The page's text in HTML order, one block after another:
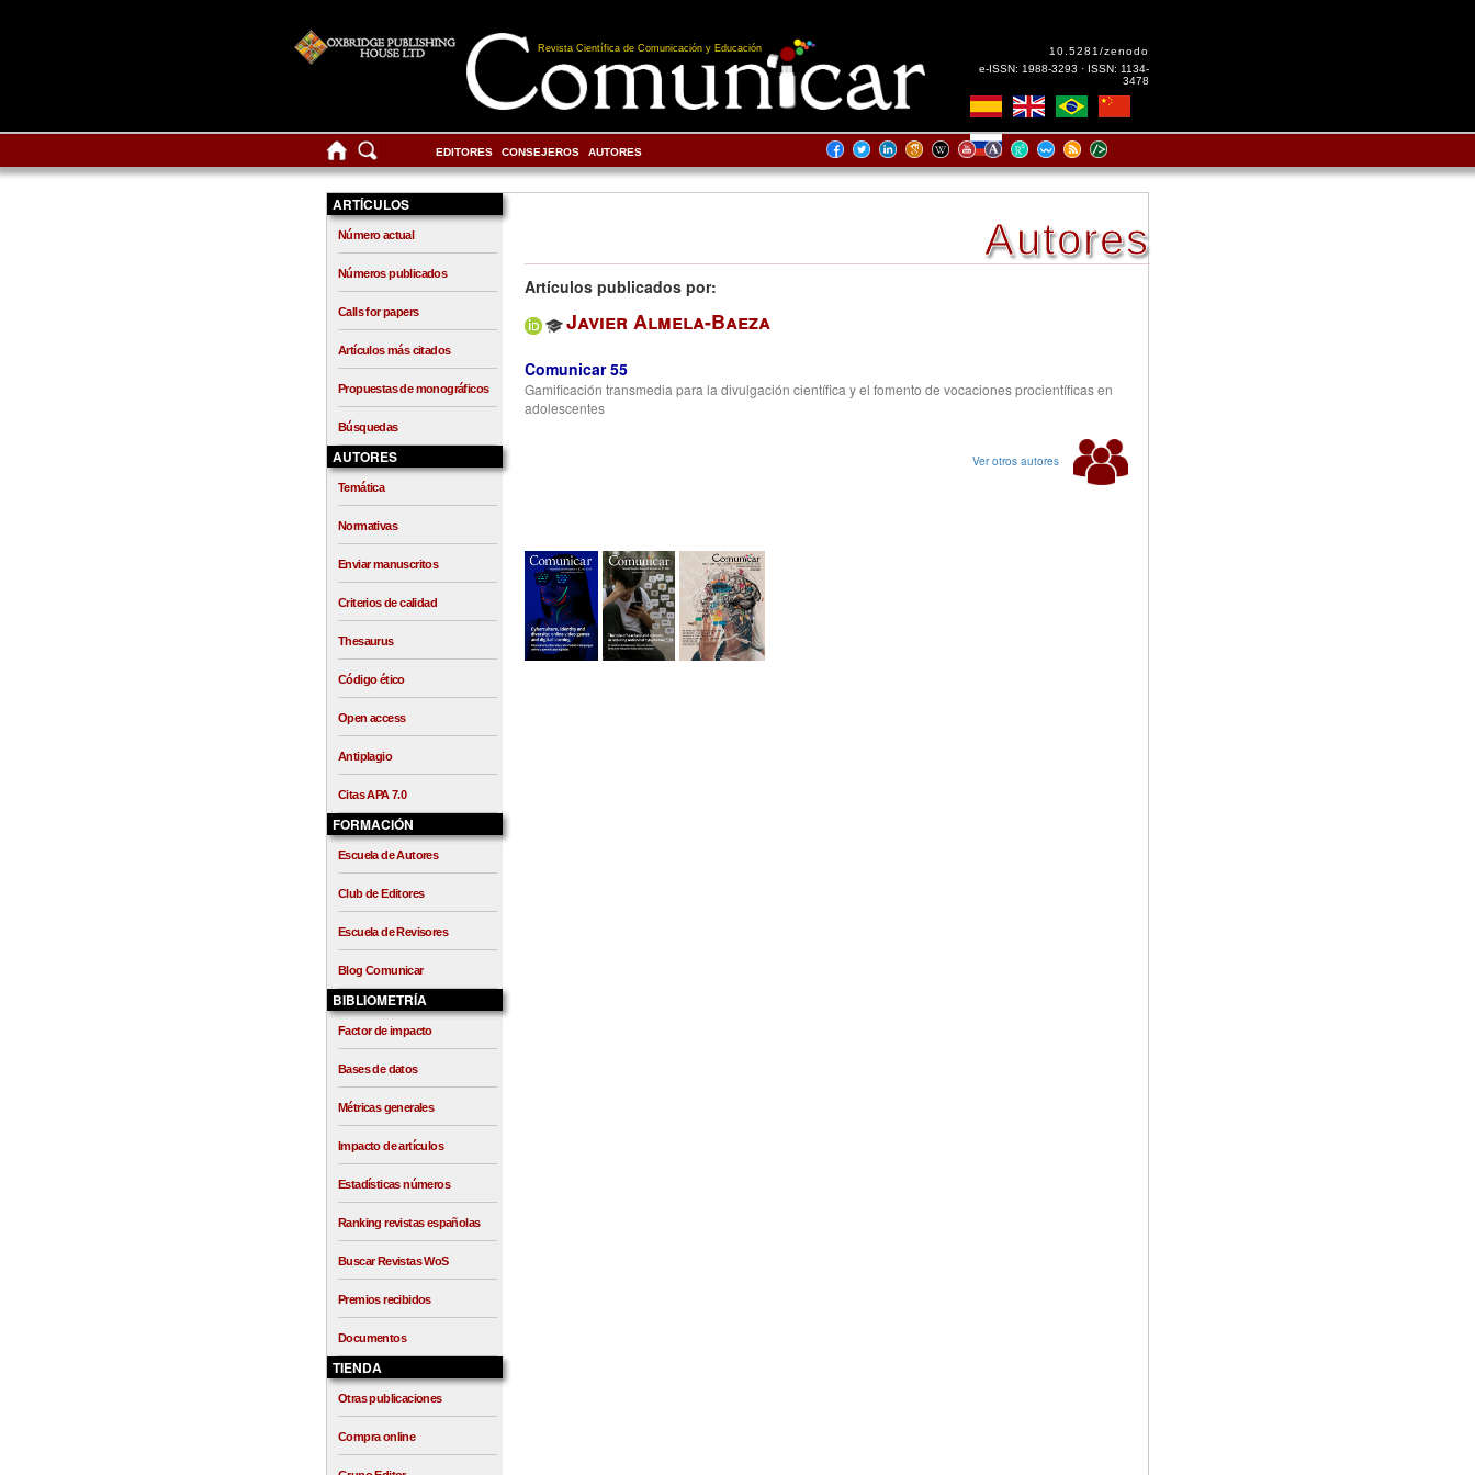
Revista Científica de Comunicación y Educación
10.5281/zenodo
e-ISSN: 1988-3293 · ISSN: 1134-
3478
EDITORES CONSEJEROS AUTORES
ARTÍCULOS
Número actual
Números publicados
Calls for papers
Artículos más citados
Propuestas de monográficos
Búsquedas
AUTORES
Temática
Normativas
Enviar manuscritos
Criterios de calidad
Thesaurus
Código ético
Open access
Antiplagio
Citas APA 7.0
FORMACIÓN
Escuela de Autores
Club de Editores
Escuela de Revisores
Blog Comunicar
BIBLIOMETRÍA
Factor de impacto
Bases de datos
Métricas generales
Impacto de artículos
Estadísticas números
Ranking revistas españolas
Buscar Revistas WoS
Premios recibidos
Documentos
TIENDA
Otras publicaciones
Compra online
Autores
Artículos publicados por:
Javier Almela-Baeza
Comunicar 55
Gamificación transmedia para la divulgación científica y el fomento de vocaciones procientíficas en
adolescentes
Ver otros autores